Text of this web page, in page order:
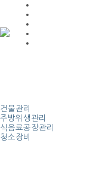
건물관리
주방위생관리
식음료공장관리
청소장비